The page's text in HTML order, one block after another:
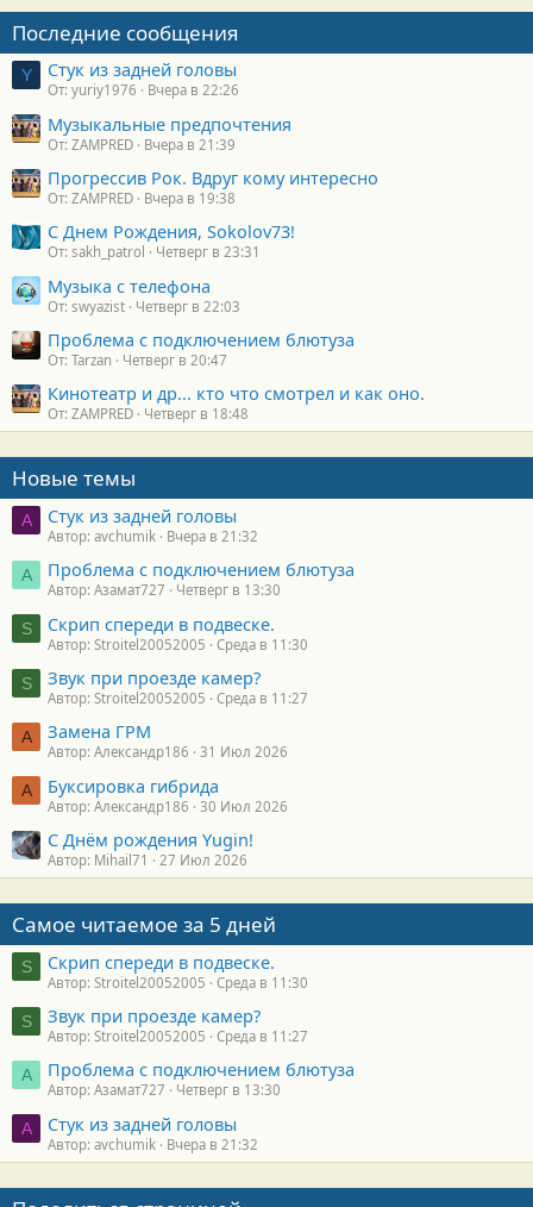
т
и
:
Последние сообщения
Y Стук из задней головы
От: yuriy1976 Вчера в 22:26
Музыкальные предпочтения
От: ZAMPRED Вчера в 21:39
Прогрессив Рок. Вдруг кому интересно
От: ZAMPRED Вчера в 19:38
С Днем Рождения, Sokolov73!
От: sakh_patrol Четверг в 23:31
Музыка с телефона
От: swyazist Четверг в 22:03
Проблема с подключением блютуза
От: Tarzan Четверг в 20:47
Кинотеатр и др... кто что смотрел и как оно.
От: ZAMPRED Четверг в 18:48
Новые темы
A Стук из задней головы
Автор: avchumik Вчера в 21:32
А Проблема с подключением блютуза
Автор: Азамат727 Четверг в 13:30
S Скрип спереди в подвеске.
Автор: Stroitel20052005 Среда в 11:30
S Звук при проезде камер?
Автор: Stroitel20052005 Среда в 11:27
А Замена ГРМ
Автор: Александр186 31 Июл 2026
А Буксировка гибрида
Автор: Александр186 30 Июл 2026
С Днём рождения Yugin!
Автор: Mihail71 27 Июл 2026
Самое читаемое за 5 дней
S Скрип спереди в подвеске.
Автор: Stroitel20052005 Среда в 11:30
S Звук при проезде камер?
Автор: Stroitel20052005 Среда в 11:27
А Проблема с подключением блютуза
Автор: Азамат727 Четверг в 13:30
A Стук из задней головы
Автор: avchumik Вчера в 21:32